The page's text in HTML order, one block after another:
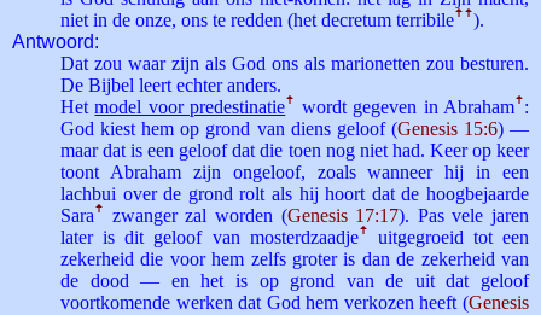
niet in de onze, ons te redden (het decretum terribileꜛ ꜛ).
Antwoord:
Dat zou waar zijn als God ons als marionetten zou besturen.
De Bijbel leert echter anders.
Hetmodel voor predestinatieꜛ wordt gegeven in Abrahamꜛ :
God kiest hem op grond van diens geloof (Genesis 15:6) —
maar dat is een geloof dat die toen nog niet had. Keer op keer
toont Abraham zijn ongeloof, zoals wanneer hij in een
lachbui over de grond rolt als hij hoort dat de hoogbejaarde
Sara ꜛ zwanger zal worden (Genesis 17:17). Pas vele jaren
later is dit geloof van mosterdzaadjeꜛ
uitgegroeid tot een
zekerheid die voor hem zelfs groter is dan de zekerheid van
de dood — en het is op grond van de uit dat geloof
voortkomende werken dat God hem verkozen heeft (Genesis